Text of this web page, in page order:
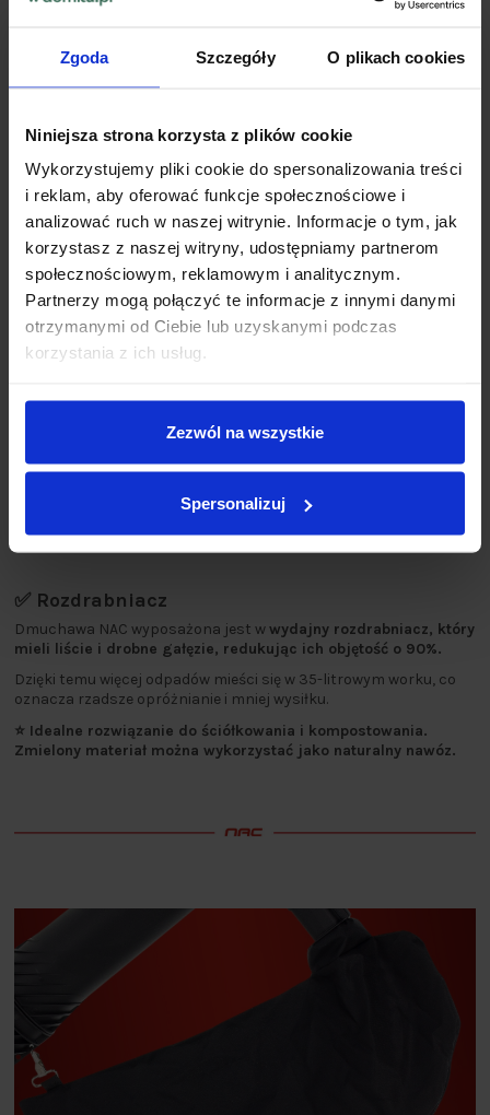
Zgoda Szczegóły O plikach cookies
Niniejsza strona korzysta z plików cookie
Wykorzystujemy pliki cookie do spersonalizowania treści
i reklam, aby oferować funkcje społecznościowe i
analizować ruch w naszej witrynie. Informacje o tym, jak
korzystasz z naszej witryny, udostępniamy partnerom
społecznościowym, reklamowym i analitycznym.
Partnerzy mogą połączyć te informacje z innymi danymi
otrzymanymi od Ciebie lub uzyskanymi podczas
korzystania z ich usług.
Zezwól na wszystkie
Spersonalizuj
✅ Rozdrabniacz
Dmuchawa NAC wyposażona jest wwydajny rozdrabniacz, który
mieli liście i drobne gałęzie, redukując ich objętość o 90%.
Dzięki temu więcej odpadów mieści się w 35-litrowym worku, co
oznacza rzadsze opróżnianie i mniej wysiłku.
⭐ Idealne rozwiązanie do ściółkowania i kompostowania.
Zmielony materiał można wykorzystać jako naturalny nawóz.